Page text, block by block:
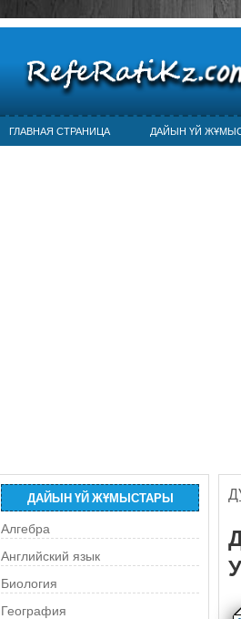
ГЛАВНАЯ СТРАНИЦА ДАЙЫН ҮЙ
ДАЙЫН ҮЙ ЖҰМЫСТАРЫ
Алгебра
Английский язык
Биология
География